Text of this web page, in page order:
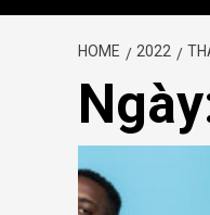
HOME 2022